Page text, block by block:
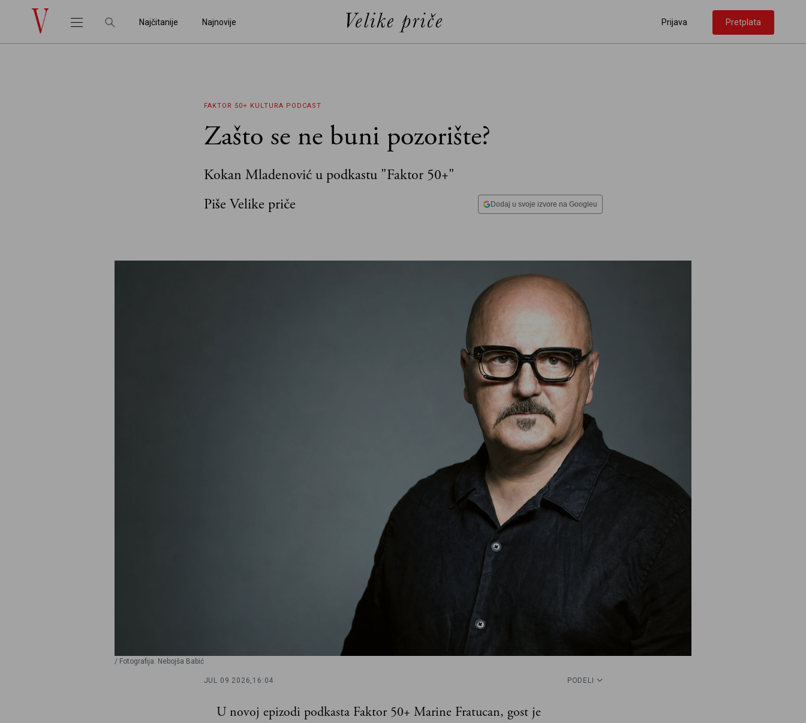
Najčitanije Najnovije Prijava Pretplata
FAKTOR 50+ KULTURA PODCAST
Zašto se ne buni pozorište?
Kokan Mladenović u podkastu "Faktor 50+"
Piše Velike priče
Dodaj u svoje izvore na Googleu
/ Fotografija: Nebojša Babić
JUL 09 2026, 16:04 PODELI
U novoj epizodi podkasta Faktor 50+ Marine Fratucan, gost je